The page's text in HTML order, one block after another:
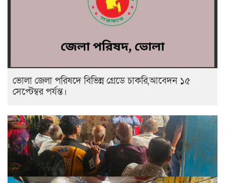
ভোলা জেলা পরিষদে বিভিন্ন গ্রেডে চাকরি,আবেদন ১৫
সেপ্টেম্বর পর্যন্ত।